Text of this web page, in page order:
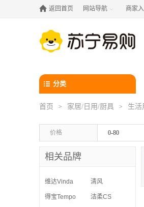
 返回首页 网站导航  商家
分类
首页 > 家居/日用/厨具 > 生活
价格 0-80
相关品牌
维达Vinda 清风
得宝Tempo 洁柔CS